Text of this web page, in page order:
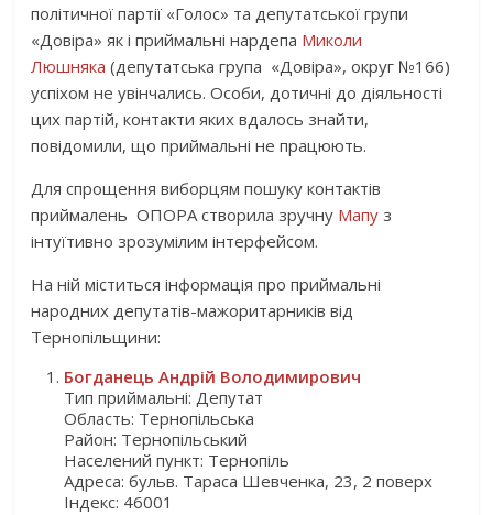
політичної партії «Голос» та депутатської групи
«Довіра» як і приймальні нардепа Миколи
Люшняка (депутатська група «Довіра», округ №166)
успіхом не увінчались. Особи, дотичні до діяльності
цих партій, контакти яких вдалось знайти,
повідомили, що приймальні не працюють.
Для спрощення виборцям пошуку контактів
приймалень ОПОРА створила зручну Мапу з
інтуїтивно зрозумілим інтерфейсом.
На ній міститься інформація про приймальні
народних депутатів-мажоритарників від
Тернопільщини:
Богданець Андрій Володимирович
Тип приймальні: Депутат
Область: Тернопільська
Район: Тернопільський
Населений пункт: Тернопіль
Адреса: бульв. Тараса Шевченка, 23, 2 поверх
Індекс: 46001